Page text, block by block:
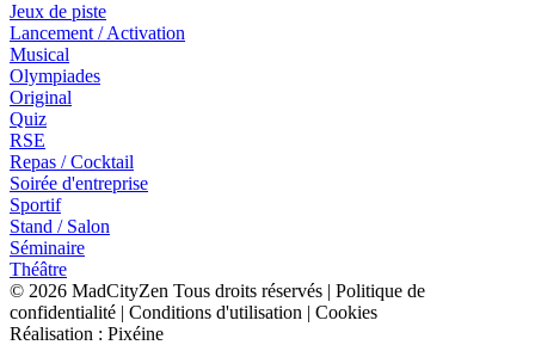
Jeux de piste
Lancement / Activation
Musical
Olympiades
Original
Quiz
RSE
Repas / Cocktail
Soirée d'entreprise
Sportif
Stand / Salon
Séminaire
Théâtre
© 2026 MadCityZen Tous droits réservés | Politique de
confidentialité | Conditions d'utilisation | Cookies
Réalisation : Pixéine